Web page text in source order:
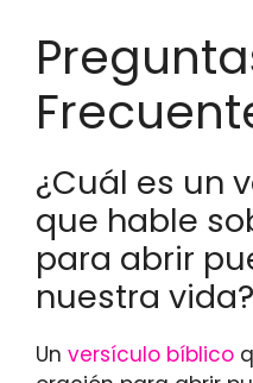
¿Cuál es un
que hable
para abrir
nuestra vida?
Un versículo bíblico